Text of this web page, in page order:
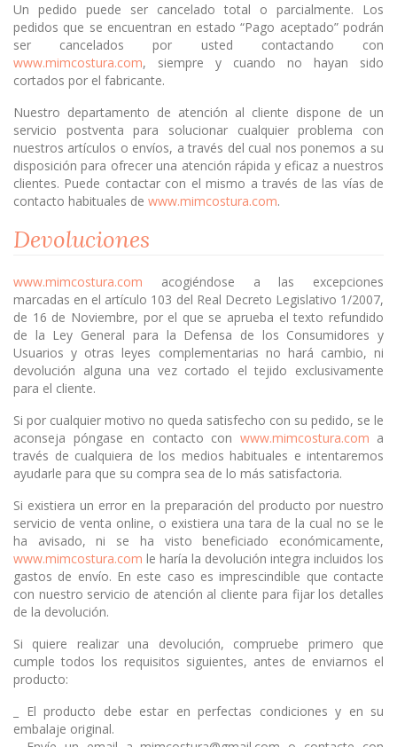
Un pedido puede ser cancelado total o parcialmente. Los
pedidos que se encuentran en estado “Pago aceptado” podrán
ser cancelados por usted contactando con
www.mimcostura.com, siempre y cuando no hayan sido
cortados por el fabricante.
Nuestro departamento de atención al cliente dispone de un
servicio postventa para solucionar cualquier problema con
nuestros artículos o envíos, a través del cual nos ponemos a su
disposición para ofrecer una atención rápida y eficaz a nuestros
clientes. Puede contactar con el mismo a través de las vías de
contacto habituales de www.mimcostura.com.
Devoluciones
www.mimcostura.com acogiéndose a las excepciones
marcadas en el artículo 103 del Real Decreto Legislativo 1/2007,
de 16 de Noviembre, por el que se aprueba el texto refundido
de la Ley General para la Defensa de los Consumidores y
Usuarios y otras leyes complementarias no hará cambio, ni
devolución alguna una vez cortado el tejido exclusivamente
para el cliente.
Si por cualquier motivo no queda satisfecho con su pedido, se le
aconseja póngase en contacto con www.mimcostura.com a
través de cualquiera de los medios habituales e intentaremos
ayudarle para que su compra sea de lo más satisfactoria.
Si existiera un error en la preparación del producto por nuestro
servicio de venta online, o existiera una tara de la cual no se le
ha avisado, ni se ha visto beneficiado económicamente,
www.mimcostura.com le haría la devolución integra incluidos los
gastos de envío. En este caso es imprescindible que contacte
con nuestro servicio de atención al cliente para fijar los detalles
de la devolución.
Si quiere realizar una devolución, compruebe primero que
cumple todos los requisitos siguientes, antes de enviarnos el
producto:
_ El producto debe estar en perfectas condiciones y en su
embalaje original.